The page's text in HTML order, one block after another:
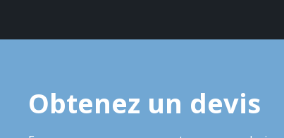
Obtenez un devis